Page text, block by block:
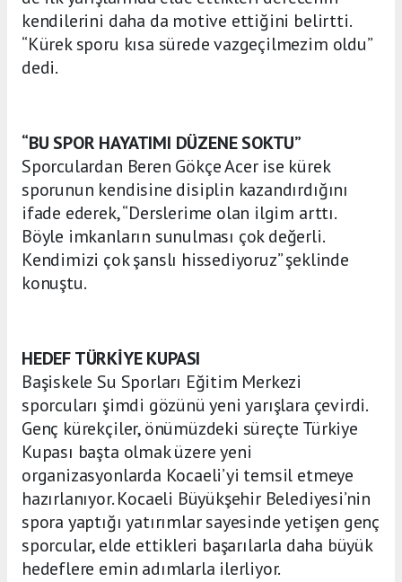
kendilerini daha da motive ettiğini belirtti.
“Kürek sporu kısa sürede vazgeçilmezim oldu”
dedi.
“BU SPOR HAYATIMI DÜZENE SOKTU”
Sporculardan Beren Gökçe Acer ise kürek
sporunun kendisine disiplin kazandırdığını
ifade ederek, “Derslerime olan ilgim arttı.
Böyle imkanların sunulması çok değerli.
Kendimizi çok şanslı hissediyoruz” şeklinde
konuştu.
HEDEF TÜRKİYE KUPASI
Başiskele Su Sporları Eğitim Merkezi
sporcuları şimdi gözünü yeni yarışlara çevirdi.
Genç kürekçiler, önümüzdeki süreçte Türkiye
Kupası başta olmak üzere yeni
organizasyonlarda Kocaeli’yi temsil etmeye
hazırlanıyor. Kocaeli Büyükşehir Belediyesi’nin
spora yaptığı yatırımlar sayesinde yetişen genç
sporcular, elde ettikleri başarılarla daha büyük
hedeflere emin adımlarla ilerliyor.